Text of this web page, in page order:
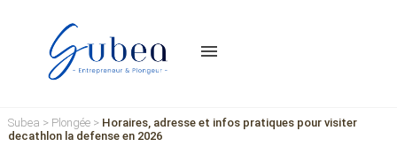
menu
Subea > Plongée> Horaires, adresse et infos pratiques pour visiter
decathlon la defense en 2026